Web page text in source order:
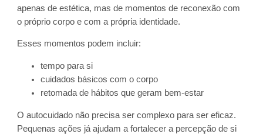
apenas de estética, mas de momentos de reconexão com
o próprio corpo e com a própria identidade.
Esses momentos podem incluir:
tempo para si
cuidados básicos com o corpo
retomada de hábitos que geram bem-estar
O autocuidado não precisa ser complexo para ser eficaz.
Pequenas ações já ajudam a fortalecer a percepção de si